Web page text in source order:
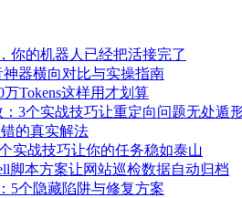
你的机器人已经把活接完了
器横向对比与实操指南
Tokens这样用才划算
：3个实战技巧让重定向问题无处遁
的真实解法
实战技巧让你的任务稳如泰山
脚本方案让网站巡检数据自动归档
5个隐藏陷阱与修复方案